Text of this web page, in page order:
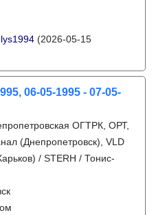
(2026-05-15
06-05-1995 - 07-05-
ОГТРК, ОРТ,
(Днепропетровск), VLD
/ STERH / Тонис-